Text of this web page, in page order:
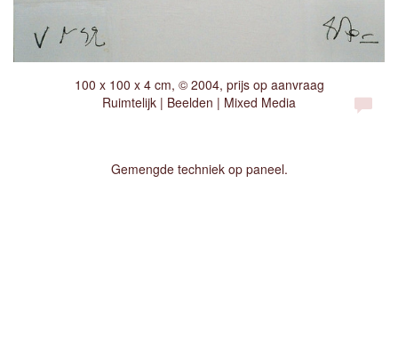
100 x 100 x 4 cm, © 2004, prijs op aanvraag
Ruimtelijk | Beelden | Mixed Media
Gemengde techniek op paneel.